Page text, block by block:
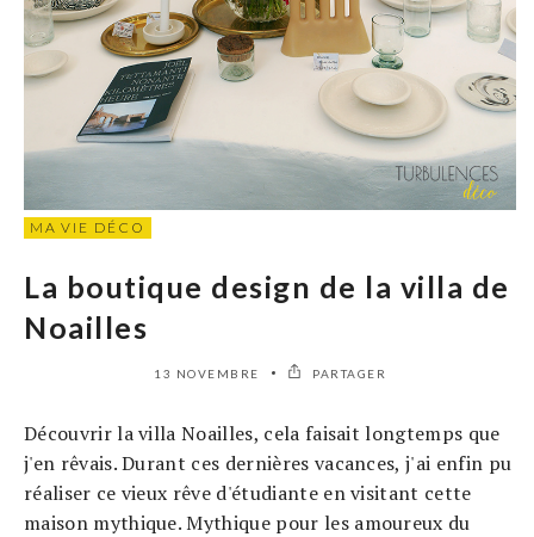
MA VIE DÉCO
La boutique design de la villa de
Noailles
13 NOVEMBRE PARTAGER
Découvrir la villa Noailles, cela faisait longtemps que
j'en rêvais. Durant ces dernières vacances, j'ai enfin pu
réaliser ce vieux rêve d'étudiante en visitant cette
maison mythique. Mythique pour les amoureux du